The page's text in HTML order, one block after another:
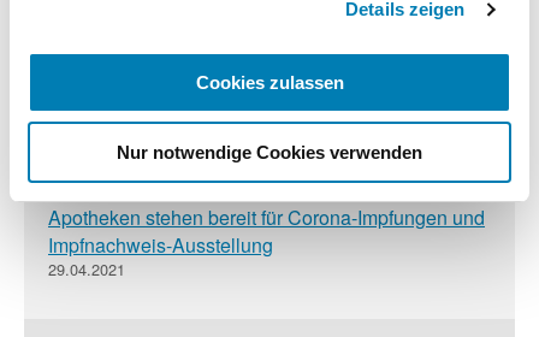
Details zeigen
Cookies zulassen
Nur notwendige Cookies verwenden
Verbraucherportal listet bundesweit 2.000
20.05.2021
Apotheken stehen bereit für Corona-Impfungen und
Impfnachweis-Ausstellung
29.04.2021